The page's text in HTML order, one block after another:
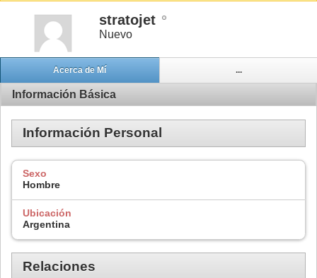
stratojet
Nuevo
Acerca de Mí ...
Información Básica
Información Personal
Sexo
Hombre
Ubicación
Argentina
Relaciones